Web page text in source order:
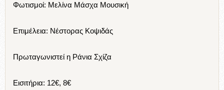
Φωτισμοί: Μελίνα Μάσχα Μουσική
Επιμέλεια: Νέστορας Κοψιδάς
Πρωταγωνιστεί η Ράνια Σχίζα
Εισιτήρια: 12€, 8€